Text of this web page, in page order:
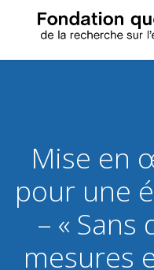
Mise en
pour une
– « Sans
mesures